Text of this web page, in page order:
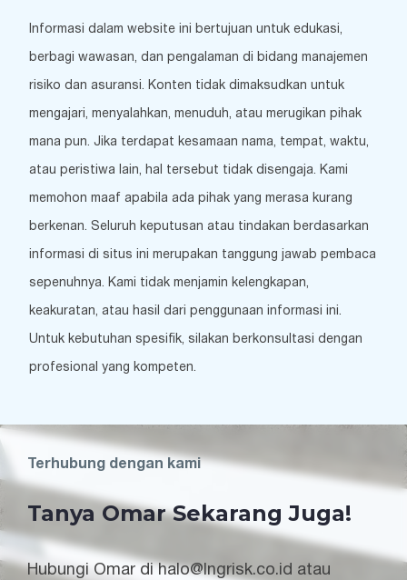
Informasi dalam website ini bertujuan untuk edukasi,
berbagi wawasan, dan pengalaman di bidang manajemen
risiko dan asuransi. Konten tidak dimaksudkan untuk
mengajari, menyalahkan, menuduh, atau merugikan pihak
mana pun. Jika terdapat kesamaan nama, tempat, waktu,
atau peristiwa lain, hal tersebut tidak disengaja. Kami
memohon maaf apabila ada pihak yang merasa kurang
berkenan. Seluruh keputusan atau tindakan berdasarkan
informasi di situs ini merupakan tanggung jawab pembaca
sepenuhnya. Kami tidak menjamin kelengkapan,
keakuratan, atau hasil dari penggunaan informasi ini.
Untuk kebutuhan spesifik, silakan berkonsultasi dengan
profesional yang kompeten.
Terhubung dengan kami
Tanya Omar Sekarang Juga!
Hubungi Omar di halo@lngrisk.co.id atau